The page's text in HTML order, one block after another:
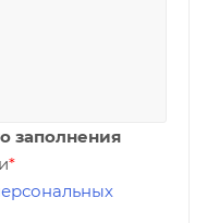
заполнения
*